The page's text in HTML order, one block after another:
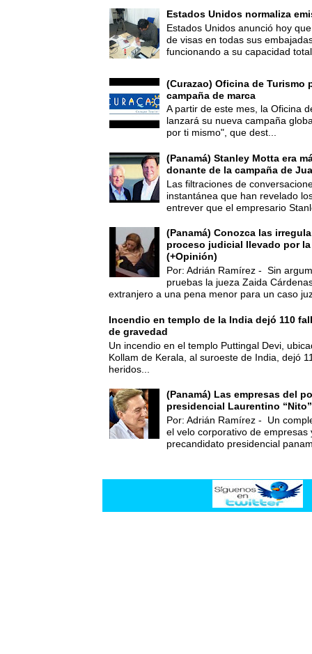
Estados Unidos normaliza
Estados Unidos anunció hoy
de visas en todas sus
funcionando a su capacidad
(Curazao) Oficina de Turismo
campaña de marca
A partir de este mes, la Oficina
lanzará su nueva campaña
por ti mismo", que dest...
(Panamá) Stanley Motta era
donante de la campaña de
Las filtraciones de
instantánea que han revelado
entrever que el empresario
(Panamá) Conozca las
proceso judicial llevado por
(+Opinión)
Por: Adrián Ramírez - Sin
pruebas la jueza Zaida
extranjero a una pena menor para un caso
Incendio en templo de la India dejó 110
de gravedad
Un incendio en el templo Puttingal Devi,
Kollam de Kerala, al suroeste de India, dejó
heridos...
(Panamá) Las empresas del
presidencial Laurentino
Por: Adrián Ramírez - Un
el velo corporativo de empresas
precandidato presidencial